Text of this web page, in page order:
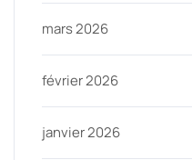
mars 2026
février 2026
janvier 2026